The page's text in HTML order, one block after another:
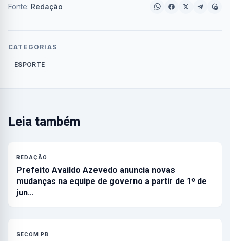
Fonte: Redação
CATEGORIAS
ESPORTE
Leia também
REDAÇÃO
Prefeito Availdo Azevedo anuncia novas
mudanças na equipe de governo a partir de 1º de
jun…
SECOM PB